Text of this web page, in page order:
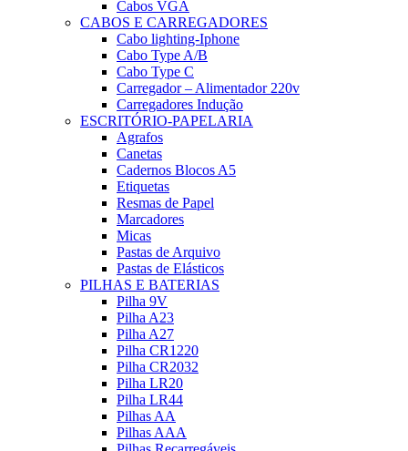
Cabos VGA
CABOS E CARREGADORES
Cabo lighting-Iphone
Cabo Type A/B
Cabo Type C
Carregador – Alimentador 220v
Carregadores Indução
ESCRITÓRIO-PAPELARIA
Agrafos
Canetas
Cadernos Blocos A5
Etiquetas
Resmas de Papel
Marcadores
Micas
Pastas de Arquivo
Pastas de Elásticos
PILHAS E BATERIAS
Pilha 9V
Pilha A23
Pilha A27
Pilha CR1220
Pilha CR2032
Pilha LR20
Pilha LR44
Pilhas AA
Pilhas AAA